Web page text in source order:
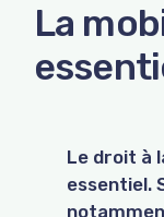
La
Le droit à
essentiel.